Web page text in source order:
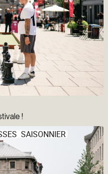
!
SAISONNIER